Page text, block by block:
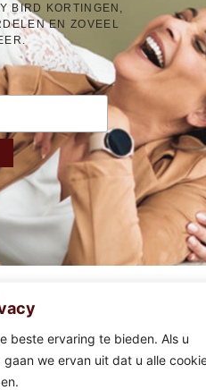
beste ervaring te bieden. Als u
we ervan uit dat u alle
BIRD KORTINGEN,
EN ZOVEEL